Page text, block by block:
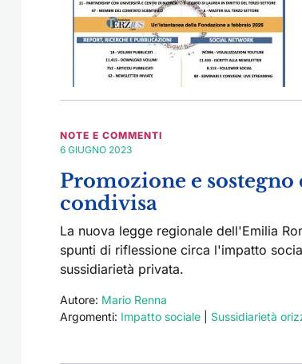
NOTE E COMMENTI
6 GIUGNO 2023
Promozione e
condivisa
La nuova legge regionale dell'Emilia
spunti di riflessione circa l'impatto
sussidiarietà privata.
Autore: Mario Renna
Argomenti: Impatto sociale Sussidiarietà